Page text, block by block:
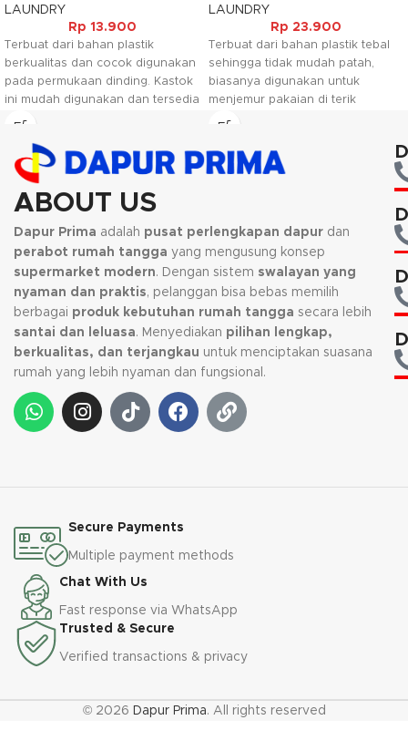
(3PCS)
LAUNDRY
Rp 13.900
Terbuat dari bahan plastik
berkualitas dan cocok digunakan
pada permukaan dinding. Kastok
ini mudah digunakan dan tersedia
dalam berbagai warna dan motif.
menggantung benda seperti lap,
sutil maupun peralatan lainnya
sesuai dengan keperluan.
kembali, jika request warna tidak
tersedia.
LAUNDRY
Rp 23.900
Terbuat dari bahan plastik tebal
sehingga tidak mudah patah,
biasanya digunakan untuk
menjemur pakaian di terik
matahari maupun untuk
Hanger ini biasanya digunakan
untuk usaha laundry dan
kembali, jika request warna tidak
tersedia.
ABOUT US
Dapur Prima adalah pusat perlengkapan dapur dan
perabot rumah tangga yang mengusung konsep
supermarket modern. Dengan sistem swalayan yang
nyaman dan praktis, pelanggan bisa bebas memilih
berbagai produk kebutuhan rumah tangga secara lebih
santai dan leluasa. Menyediakan pilihan lengkap,
berkualitas, dan terjangkau untuk menciptakan suasana
rumah yang lebih nyaman dan fungsional.
Secure Payments
Multiple payment methods
Chat With Us
Fast response via WhatsApp
Trusted & Secure
Verified transactions & privacy
© 2026 Dapur Prima. All rights reserved